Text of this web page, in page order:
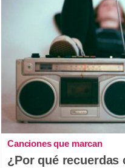
Canciones que marcan
¿Por qué